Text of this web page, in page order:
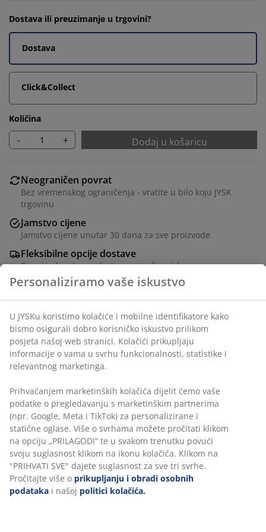
Dostava ili preuzimanje u trgovini?
Dostava
Click&Collect
Količina
- + Dodaj u košaricu
Neograničen povrat
Bez vremenskog ograničenja - vratite u bilo koju JYSK
trgovinu
Jamstvo cijene
Jamstvo cijene unutar 30 dana za sve proizvode
Fleksibilne opcije dostave
Brza i jednostavna dostava po vašem izboru
BROJ ARTIKLA: 2781601
Podaci o proizvodu
Komentari
(0)
Dostava
Personaliziramo vaše iskustvo
U JYSKu koristimo kolačiće i mobilne identifikatore kako
bismo osigurali dobro korisničko iskustvo prilikom
posjeta našoj web stranici. Kolačići prikupljaju
informacije o vama u svrhu funkcionalnosti, statistike i
relevantnog marketinga.
Prihvaćanjem marketinških kolačića dijelit ćemo vaše
podatke o pregledavanju s marketinškim partnerima
(npr. Google, Meta i TikTok) za personalizirane i
statične oglase. Više o svrhama možete pročitati klikom
na opciju „PRILAGODI“ te u svakom trenutku povući
svoju suglasnost klikom na ikonu kolačića. Klikom na
"PRIHVATI SVE" dajete suglasnost za sve tri svrhe.
Pročitajte više o prikupljanju i obradi osobnih
podataka i našoj politici kolačića.